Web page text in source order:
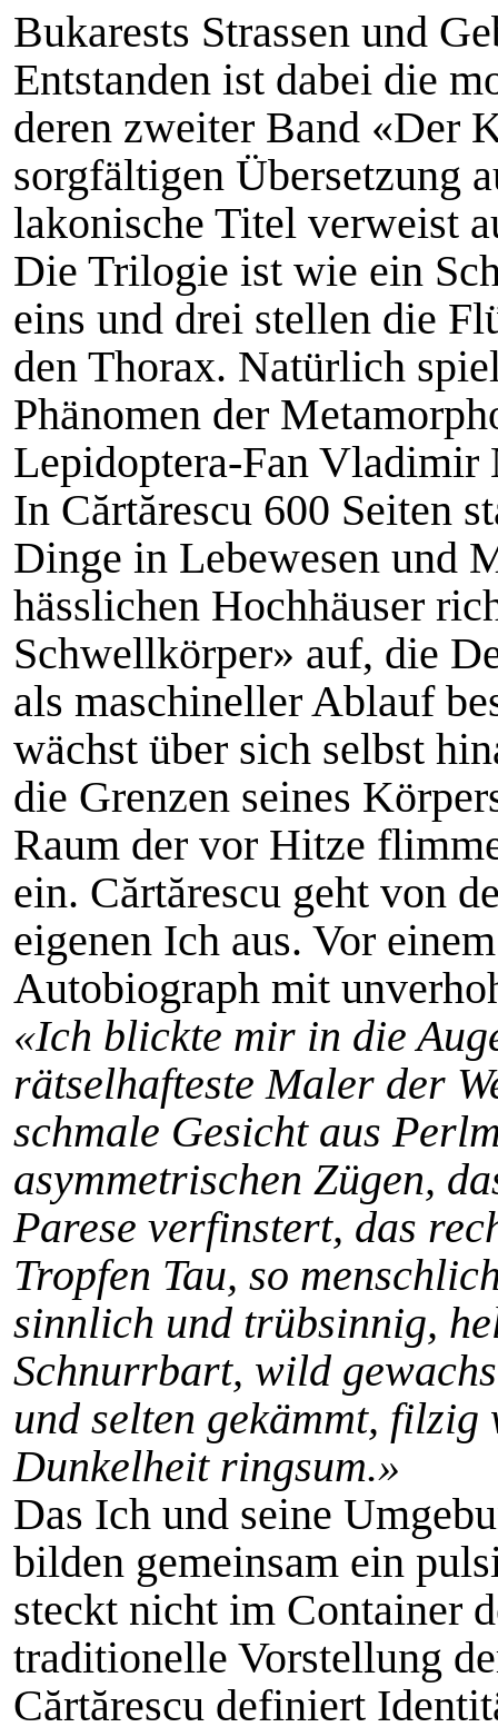
Bukarests Strassen und
Entstanden ist dabei die
deren zweiter Band «Der
sorgfältigen Übersetzung
lakonische Titel verweist
Die Trilogie ist wie ein
eins und drei stellen die
den Thorax. Natürlich
Phänomen der
Lepidoptera-Fan Vladimir
In Cărtărescu 600 Seiten
Dinge in Lebewesen und
hässlichen Hochhäuser
Schwellkörper» auf, die
als maschineller Ablauf
wächst über sich selbst
die Grenzen seines
Raum der vor Hitze
ein. Cărtărescu geht von
eigenen Ich aus. Vor
Autobiograph mit
«Ich blickte mir in die
rätselhafteste Maler der
schmale Gesicht aus
asymmetrischen Zügen,
Parese verfinstert, das
Tropfen Tau, so
sinnlich und trübsinnig,
Schnurrbart, wild
und selten gekämmt,
Dunkelheit ringsum.»
Das Ich und seine
bilden gemeinsam ein
steckt nicht im Container
traditionelle Vorstellung
Cărtărescu definiert